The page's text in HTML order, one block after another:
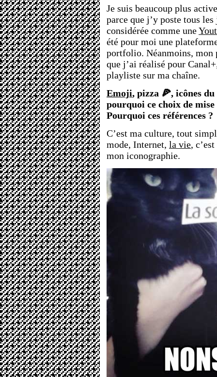
Je suis beaucoup plus
parce que j’y poste tous
considérée comme une
été pour moi une
portfolio. Néanmoins,
que j’ai réalisé pour
playliste sur ma chaîne.
Emoji, pizza 🍕, icônes
pourquoi ce choix de
Pourquoi ces références ?
C’est ma culture, tout
mode, Internet, la vie,
mon iconographie.